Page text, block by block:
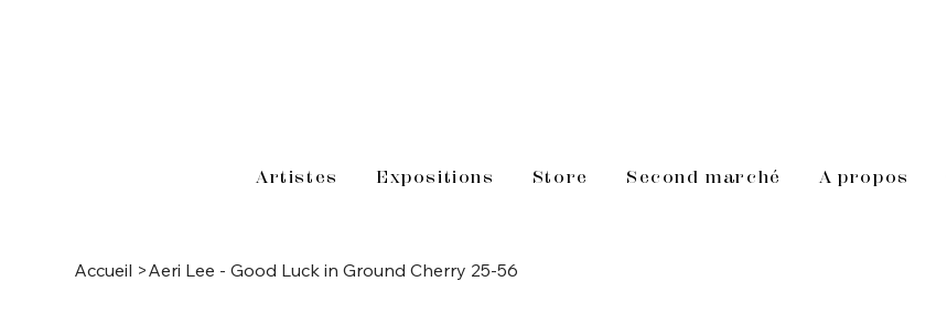
Artistes Expositions Store Second marché A propos
Accueil >Aeri Lee - Good Luck in Ground Cherry 25-56